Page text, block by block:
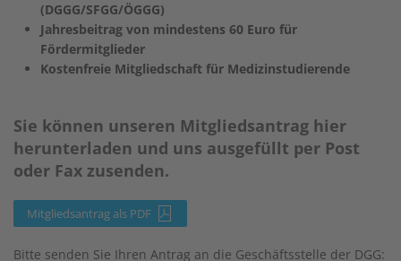
(DGGG/SFGG/ÖGGG)
Jahresbeitrag von mindestens 60 Euro für
Fördermitglieder
Kostenfreie Mitgliedschaft für Medizinstudierende
Sie können unseren Mitgliedsantrag hier
herunterladen und uns ausgefüllt per Post
oder Fax zusenden.
Mitgliedsantrag als PDF
Bitte senden Sie Ihren Antrag an die Geschäftsstelle der DGG: